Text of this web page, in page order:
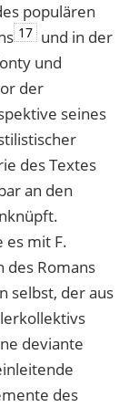
populären
17 und in der
und
der
seines
des Textes
an den
es mit F.
des Romans
selbst, der aus
deviante
des